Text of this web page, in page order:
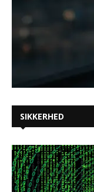
SIKKERHED